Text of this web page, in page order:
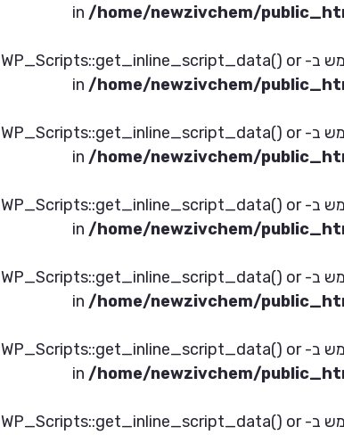
/home/newzivchem/
בגרסה 6.3.0! יש להשתמש ב- WP_Scripts::get_inline_script_data() or
/home/newzivchem/
בגרסה 6.3.0! יש להשתמש ב- WP_Scripts::get_inline_script_data() or
/home/newzivchem/
בגרסה 6.3.0! יש להשתמש ב- WP_Scripts::get_inline_script_data() or
/home/newzivchem/
בגרסה 6.3.0! יש להשתמש ב- WP_Scripts::get_inline_script_data() or
/home/newzivchem/
בגרסה 6.3.0! יש להשתמש ב- WP_Scripts::get_inline_script_data() or
/home/newzivchem/
בגרסה 6.3.0! יש להשתמש ב- WP_Scripts::get_inline_script_data() or